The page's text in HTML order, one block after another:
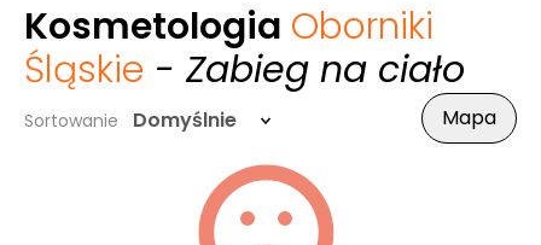
Kosmetologia Oborniki
Śląskie - Zabieg na ciało
Sortowanie Domyślnie Mapa